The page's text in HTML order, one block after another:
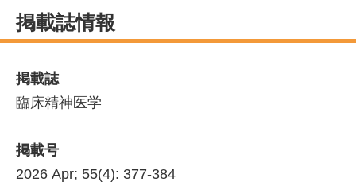
掲載誌情報
掲載誌
臨床精神医学
掲載号
2026 Apr; 55(4): 377-384